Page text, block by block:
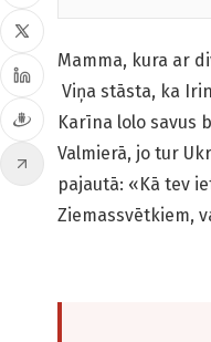
Mamma, kura ar
Viņa stāsta, ka
Karīna lolo savus
Valmierā, jo tur
pajautā: «Kā tev
Ziemassvētkiem,